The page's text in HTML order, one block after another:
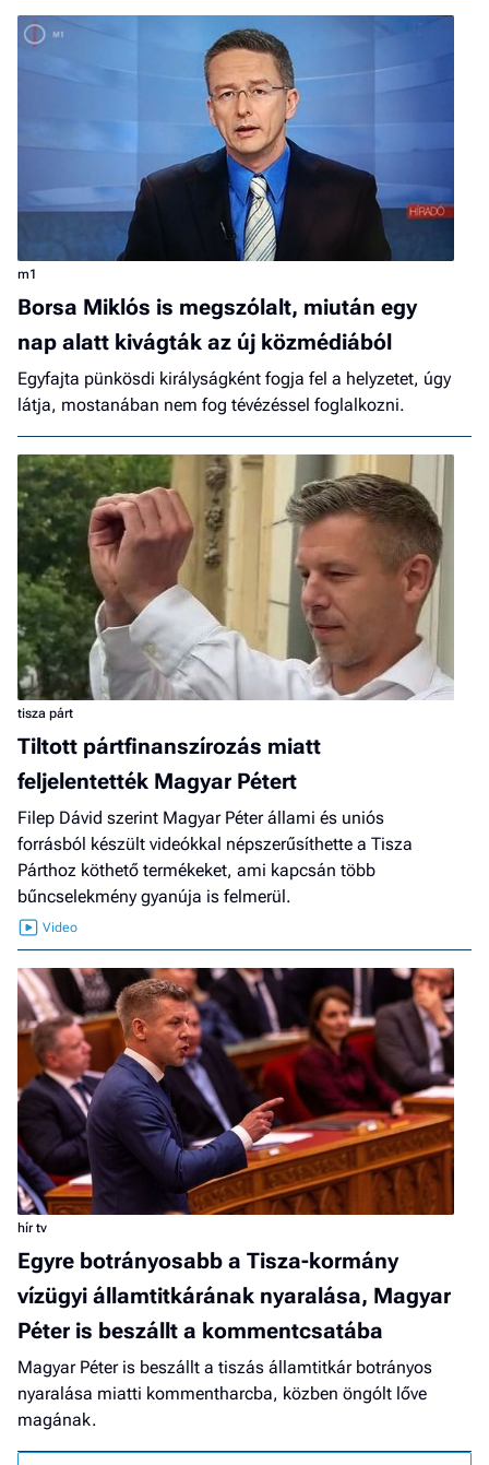
m1
Borsa Miklós is megszólalt, miután egy
nap alatt kivágták az új közmédiából
Egyfajta pünkösdi királyságként fogja fel a helyzetet, úgy
látja, mostanában nem fog tévézéssel foglalkozni.
tisza párt
Tiltott pártfinanszírozás miatt
feljelentették Magyar Pétert
Filep Dávid szerint Magyar Péter állami és uniós
forrásból készült videókkal népszerűsíthette a Tisza
Párthoz köthető termékeket, ami kapcsán több
bűncselekmény gyanúja is felmerül.
hír tv
Egyre botrányosabb a Tisza-kormány
vízügyi államtitkárának nyaralása, Magyar
Péter is beszállt a kommentcsatába
Magyar Péter is beszállt a tiszás államtitkár botrányos
nyaralása miatti kommentharcba, közben öngólt lőve
magának.